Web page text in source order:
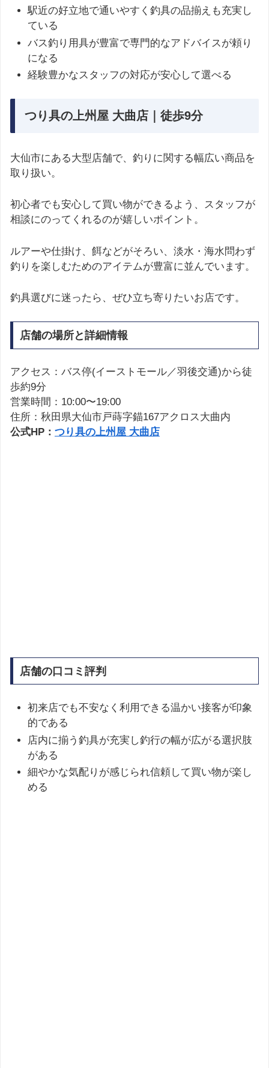
駅近の好立地で通いやすく釣具の品揃えも充実し
ている
バス釣り用具が豊富で専門的なアドバイスが頼り
になる
経験豊かなスタッフの対応が安心して選べる
つり具の上州屋 大曲店｜徒歩9分
大仙市にある大型店舗で、釣りに関する幅広い商品を
取り扱い。
初心者でも安心して買い物ができるよう、スタッフが
相談にのってくれるのが嬉しいポイント。
ルアーや仕掛け、餌などがそろい、淡水・海水問わず
釣りを楽しむためのアイテムが豊富に並んでいます。
釣具選びに迷ったら、ぜひ立ち寄りたいお店です。
店舗の場所と詳細情報
アクセス：バス停(イーストモール／羽後交通)から徒
歩約9分
営業時間：10:00〜19:00
住所：秋田県大仙市戸蒔字錨167アクロス大曲内
公式HP： つり具の上州屋 大曲店
店舗の口コミ評判
初来店でも不安なく利用できる温かい接客が印象
的である
店内に揃う釣具が充実し釣行の幅が広がる選択肢
がある
細やかな気配りが感じられ信頼して買い物が楽し
める